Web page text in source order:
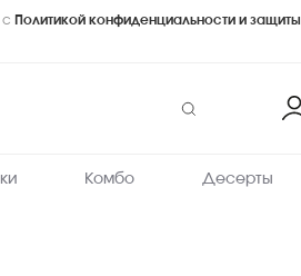
с Политикой конфиденциальности и защиты
Комбо Десерты